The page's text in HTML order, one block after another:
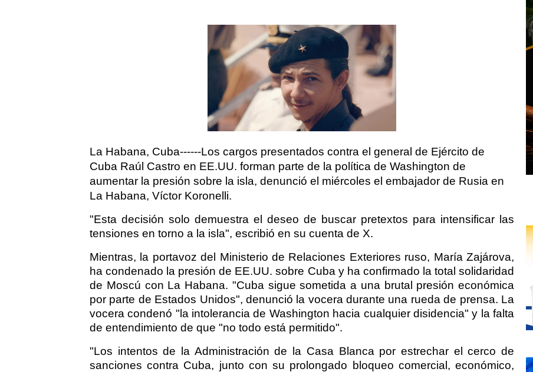
La Habana, Cuba------Los cargos presentados contra el general de Ejército de
Cuba Raúl Castro en EE.UU. forman parte de la política de Washington de
aumentar la presión sobre la isla, denunció el miércoles el embajador de Rusia en
La Habana, Víctor Koronelli.
"Esta decisión solo demuestra el deseo de buscar pretextos para intensificar las
tensiones en torno a la isla", escribió en su cuenta de X.
Mientras, la portavoz del Ministerio de Relaciones Exteriores ruso, María Zajárova,
ha condenado la presión de EE.UU. sobre Cuba y ha confirmado la total solidaridad
de Moscú con La Habana. "Cuba sigue sometida a una brutal presión económica
por parte de Estados Unidos", denunció la vocera durante una rueda de prensa. La
vocera condenó "la intolerancia de Washington hacia cualquier disidencia" y la falta
de entendimiento de que "no todo está permitido".
"Los intentos de la Administración de la Casa Blanca por estrechar el cerco de
sanciones contra Cuba, junto con su prolongado bloqueo comercial, económico,